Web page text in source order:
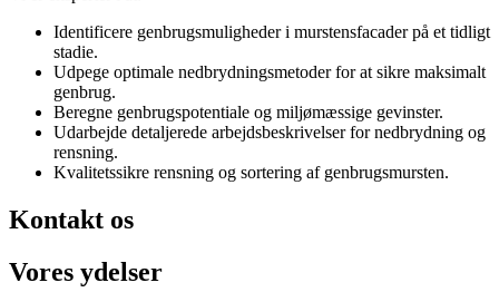
Identificere genbrugsmuligheder i murstensfacader på et tidligt
stadie.
Udpege optimale nedbrydningsmetoder for at sikre maksimalt
genbrug.
Beregne genbrugspotentiale og miljømæssige gevinster.
Udarbejde detaljerede arbejdsbeskrivelser for nedbrydning og
rensning.
Kvalitetssikre rensning og sortering af genbrugsmursten.
Kontakt os
Vores ydelser